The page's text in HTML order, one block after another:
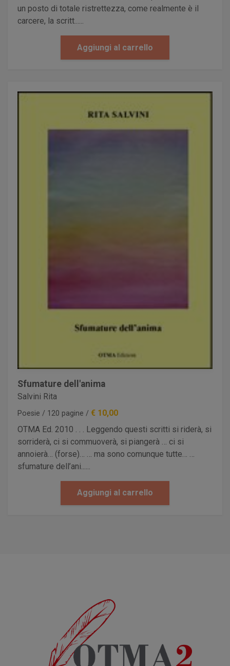
un posto di totale ristrettezza, come realmente è il
carcere, la scritt......
Aggiungi al carrello
Sfumature dell'anima
Salvini Rita
Poesie / 120 pagine /€ 10,00
OTMA Ed. 2010 . . . Leggendo questi scritti si riderà, si
sorriderà, ci si commuoverà, si piangerà … ci si
annoierà… (forse)… … ma sono comunque tutte… …
sfumature dell’ani......
Aggiungi al carrello